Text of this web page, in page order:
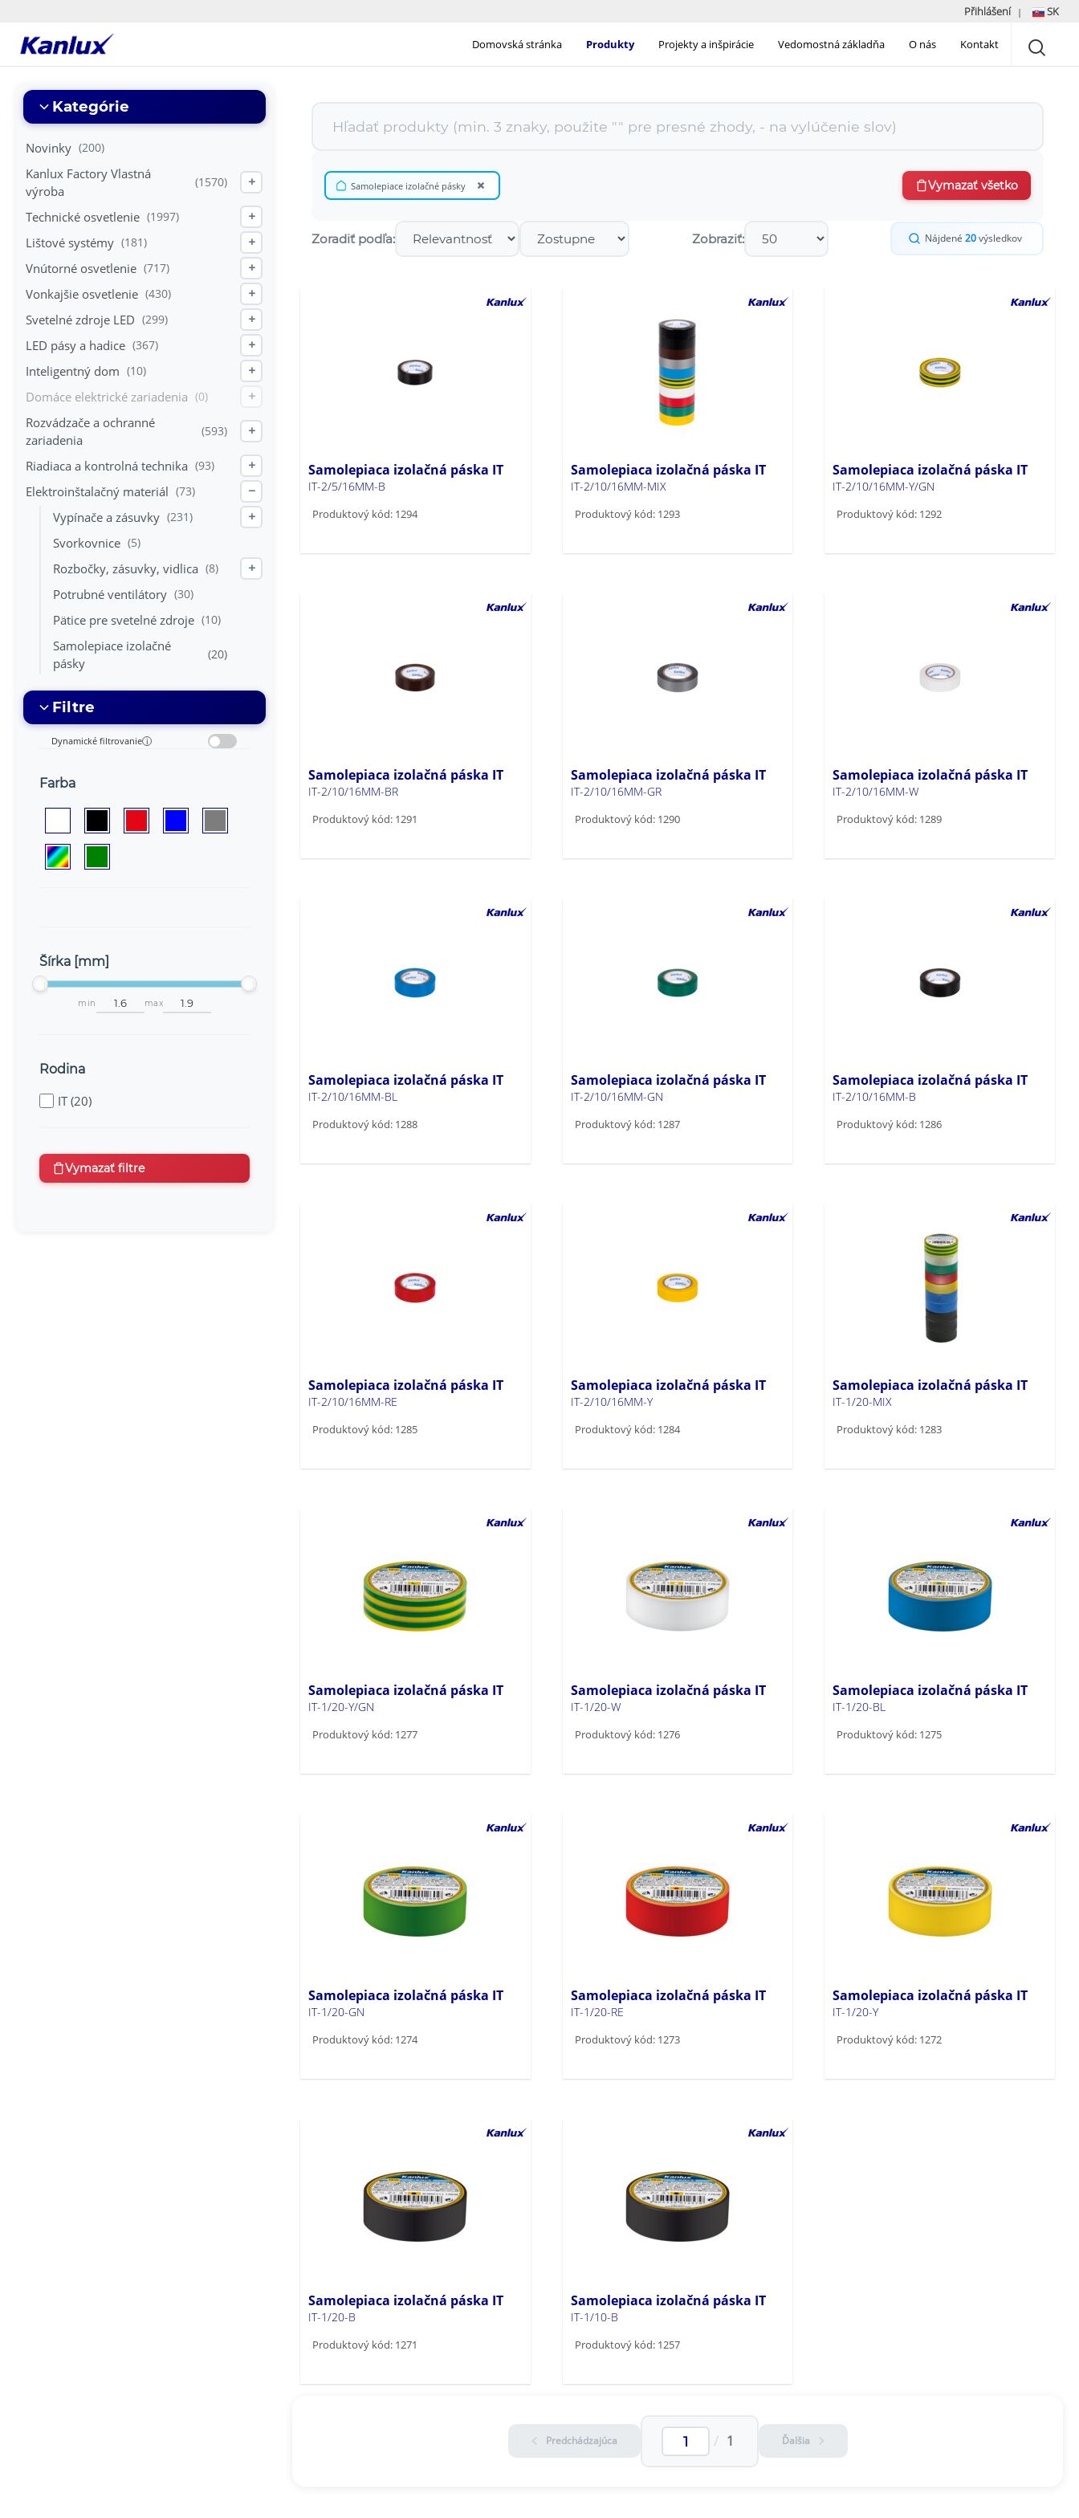
Přihlášení | SK
Strona
Kanlux
Domovská stránka Produkty Projekty a inšpirácie Vedomostná základňa O nás Kontakt
Kategórie
Novinky (200)
Kanlux Factory Vlastná
výroba
(1570) +
Technické osvetlenie (1997) +
Lištové systémy (181) +
Vnútorné osvetlenie (717) +
Vonkajšie osvetlenie (430) +
Svetelné zdroje LED (299) +
LED pásy a hadice (367) +
Inteligentný dom (10) +
Domáce elektrické zariadenia (0) +
Rozvádzače a ochranné
zariadenia
(593) +
Riadiaca a kontrolná technika (93) +
Elektroinštalačný materiál (73) −
Vypínače a zásuvky (231) +
Svorkovnice (5)
Rozbočky, zásuvky, vidlica (8) +
Potrubné ventilátory (30)
Pätice pre svetelné zdroje (10)
Samolepiace izolačné
pásky
(20)
Filtre
Dynamické filtrovanie i
Farba
Šírka [mm]
min max
Rodina
IT (20)
Vymazať filtre
Samolepiace izolačné pásky × Vymazať všetko
Zoradiť podľa: Zobraziť: Nájdené 20výsledkov
Samolepiaca izolačná páska IT
IT-2/5/16MM-B
Produktový kód: 1294
Samolepiaca izolačná páska IT
IT-2/10/16MM-MIX
Produktový kód: 1293
Samolepiaca izolačná páska IT
IT-2/10/16MM-Y/GN
Produktový kód: 1292
Samolepiaca izolačná páska IT
IT-2/10/16MM-BR
Produktový kód: 1291
Samolepiaca izolačná páska IT
IT-2/10/16MM-GR
Produktový kód: 1290
Samolepiaca izolačná páska IT
IT-2/10/16MM-W
Produktový kód: 1289
Samolepiaca izolačná páska IT
IT-2/10/16MM-BL
Produktový kód: 1288
Samolepiaca izolačná páska IT
IT-2/10/16MM-GN
Produktový kód: 1287
Samolepiaca izolačná páska IT
IT-2/10/16MM-B
Produktový kód: 1286
Samolepiaca izolačná páska IT
IT-2/10/16MM-RE
Produktový kód: 1285
Samolepiaca izolačná páska IT
IT-2/10/16MM-Y
Produktový kód: 1284
Samolepiaca izolačná páska IT
IT-1/20-MIX
Produktový kód: 1283
Samolepiaca izolačná páska IT
IT-1/20-Y/GN
Produktový kód: 1277
Samolepiaca izolačná páska IT
IT-1/20-W
Produktový kód: 1276
Samolepiaca izolačná páska IT
IT-1/20-BL
Produktový kód: 1275
Samolepiaca izolačná páska IT
IT-1/20-GN
Produktový kód: 1274
Samolepiaca izolačná páska IT
IT-1/20-RE
Produktový kód: 1273
Samolepiaca izolačná páska IT
IT-1/20-Y
Produktový kód: 1272
Samolepiaca izolačná páska IT
IT-1/20-B
Produktový kód: 1271
Samolepiaca izolačná páska IT
IT-1/10-B
Produktový kód: 1257
Predchádzajúca / 1 Ďalšia